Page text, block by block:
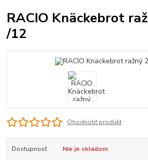
RACIO Knäckebrot
/12
Ohodnotiť produkt
Dostupnosť Nie je skladom